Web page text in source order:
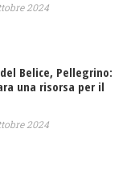
2024
Belice, Pellegrino:
una risorsa per il
2024